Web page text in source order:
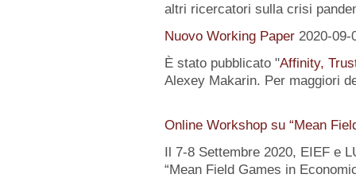
altri ricercatori sulla crisi
Nuovo Working Paper 2020-09-
È stato pubblicato "Affinity,
Alexey Makarin. Per maggiori
Online Workshop su “Mean
Il 7-8 Settembre 2020, EIEF e
“Mean Field Games in